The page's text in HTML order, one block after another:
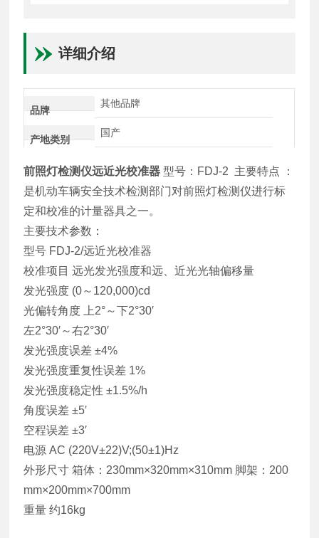
详细介绍
品牌
其他品牌
产地类别
国产
前照灯检测仪远近光校准器 型号：FDJ-2 主要特点 ：
是机动车辆安全技术检测部门对前照灯检测仪进行标
定和校准的计量器具之一。
主要技术参数：
型号 FDJ-2/远近光校准器
校准项目 远光发光强度和远、近光光轴偏移量
发光强度 (0～120,000)cd
光偏转角度 上2°～下2°30′
左2°30′～右2°30′
发光强度误差 ±4%
发光强度重复性误差 1%
发光强度稳定性 ±1.5%/h
角度误差 ±5′
空程误差 ±3′
电源 AC (220V±22)V;(50±1)Hz
外形尺寸 箱体：230mm×320mm×310mm 脚架：200
mm×200mm×700mm
重量 约16kg